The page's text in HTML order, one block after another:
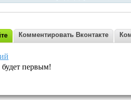
Комментировать Вконтакте
первым!